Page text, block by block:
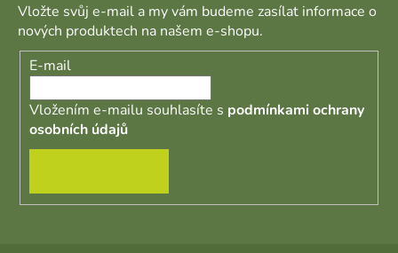
Vložte svůj e-mail a my vám budeme zasílat informace o
nových produktech na našem e-shopu.
E-mail
Vložením e-mailu souhlasíte s podmínkami ochrany
osobních údajů